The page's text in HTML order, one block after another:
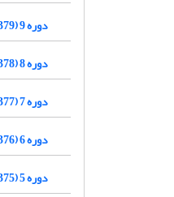
دوره 9 (1379)
دوره 8 (1378)
دوره 7 (1377)
دوره 6 (1376)
دوره 5 (1375)